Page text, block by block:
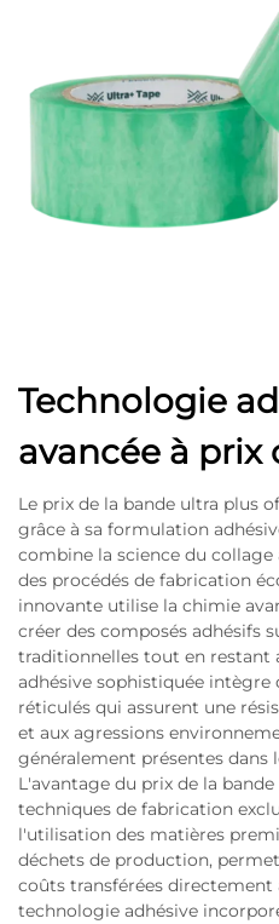
Technologie
avancée à
Le prix de la bande ultra plus
grâce à sa formulation
combine la science du
des procédés de fabrication
innovante utilise la chimie
créer des composés adhésifs
traditionnelles tout en restant
adhésive sophistiquée intègre
réticulés qui assurent une
et aux agressions
généralement présentes
L'avantage du prix de la
techniques de fabrication
l'utilisation des matières
déchets de production,
coûts transférées directement
technologie adhésive